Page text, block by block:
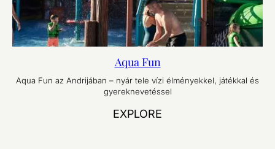
Aqua Fun
Aqua Fun az Andrijában – nyár tele vízi élményekkel, játékkal és
gyereknevetéssel
EXPLORE